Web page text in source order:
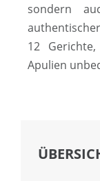
sondern
12
Apulien